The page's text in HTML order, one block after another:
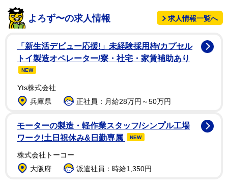
よろず〜の求人情報 求人情報一覧へ
「新生活デビュー応援!」未経験採用枠/カプセル
トイ製造オペレーター/寮・社宅・家賃補助あり
NEW
Yts株式会社
兵庫県
正社員：月給28万円～50万円
モーターの製造・軽作業スタッフ/シンプル工場
ワーク!土日祝休み&日勤専属
NEW
株式会社トーコー
大阪府
派遣社員：時給1,350円